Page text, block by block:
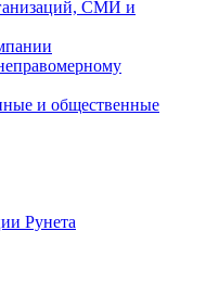
СМИ и
и общественные
Рунета